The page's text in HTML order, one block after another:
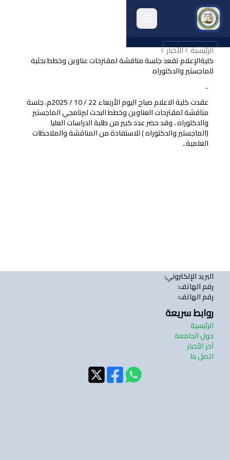
english
انشطة الكلية
البحث العلمي
الجودة وتقييم الأداء
الرئيسية الأخبار
كليةالإعلام تقعد جلسة مناقشة لمقترحات عناوين وخطط بحثية
للماجستير والدكتوراه
..
عقدت كلية الاعلام صباح اليوم الأربعاء 22 / 10 / 2025م، جلسة
مناقشة لمقترحات العناوين وخطط البحث لبرنامجي الماجستير
والدكتوراه ، وقد حضر عدد كبير من طلبة الدراسات العليا
(الماجستير والدكتوراه ) للاستفادة من المناقشة والملاحظات
العلمية..
البريد الإلكتروني:
رقم الهاتف:
رقم الهاتف:
روابط سريعة
الرئيسية
حول الجامعة
آخر الأخبار
اتصل بنا